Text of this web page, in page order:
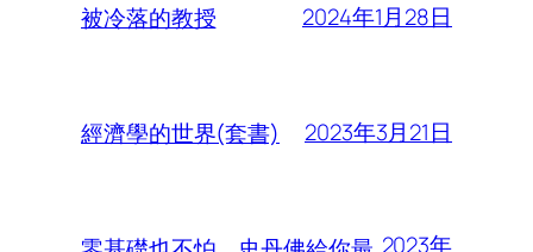
被冷落的教授 2024年1月28日
經濟學的世界(套書) 2023年3月21日
2023年